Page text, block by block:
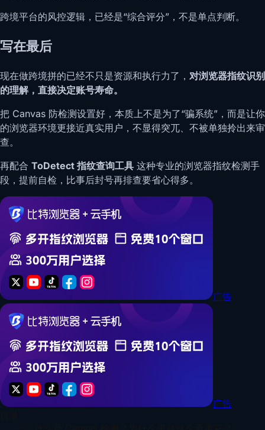
跨境平台的风控逻辑，已经是“综合评分”，不是单点判断。
写在最后
现在做跨境拼的已经不只是资源和执行力了， 对浏览器指纹识别
的理解，直接决定账号寿命。
把 Canvas 防检测设置好，本质上不是为了“骗系统”，而是让你
的浏览器环境更接近真实用户，不显得突兀、不被单独拎出来审
查。
再配合 ToDetect 指纹查询工具 这种专业的浏览器指纹检测手
段，提前自检，比事后封号再排查要省心得多。
广告
广告